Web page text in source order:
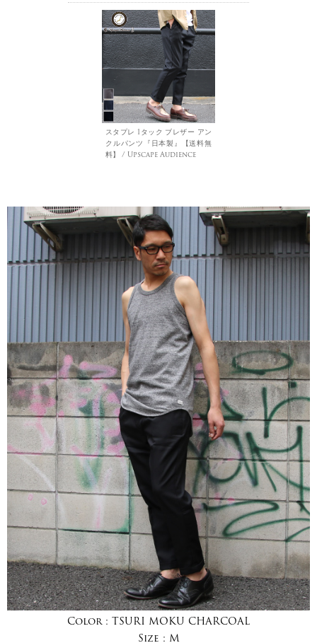
スタプレ 1タック ブレザー アン
クルパンツ『日本製』【送料無
料】 / Upscape Audience
Color : TSURI MOKU CHARCOAL
Size : M